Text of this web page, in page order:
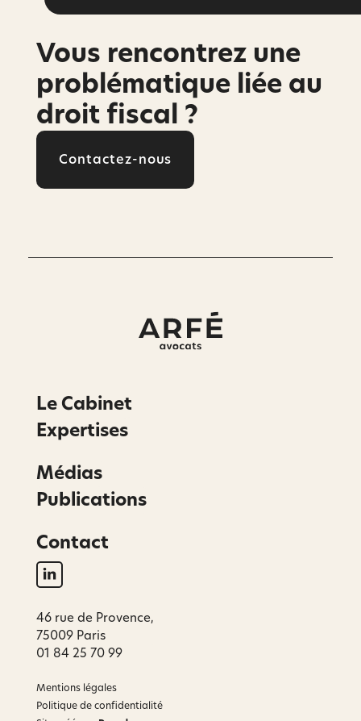
Vous rencontrez une
problématique liée au
droit fiscal ?
Contactez-nous
Le Cabinet
Expertises
Médias
Publications
Contact
46 rue de Provence,
75009 Paris
01 84 25 70 99
Mentions légales
Politique de confidentialité